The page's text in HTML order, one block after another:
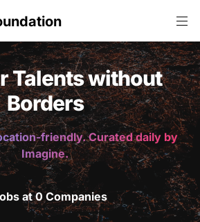
Talents without
Borders
friendly. Curated daily by
Imagine.
at 0 Companies